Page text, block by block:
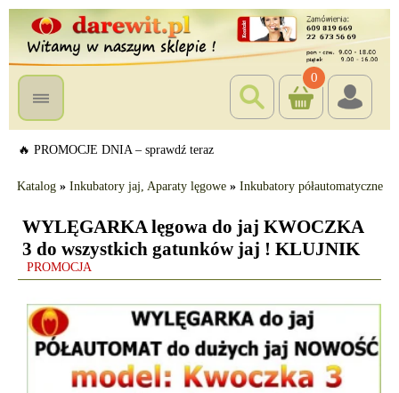
0
🔥 PROMOCJE DNIA – sprawdź teraz
Katalog » Inkubatory jaj, Aparaty lęgowe » Inkubatory półautomatyczne
WYLĘGARKA lęgowa do jaj KWOCZKA
3 do wszystkich gatunków jaj ! KLUJNIK
PROMOCJA